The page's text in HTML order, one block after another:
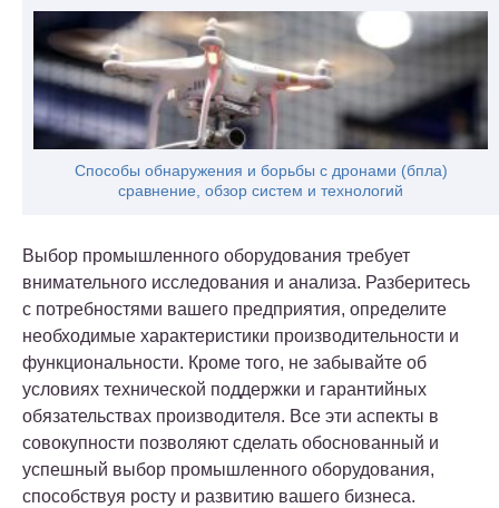
Способы обнаружения и борьбы с дронами (бпла)
сравнение, обзор систем и технологий
Выбор промышленного оборудования требует
внимательного исследования и анализа. Разберитесь
с потребностями вашего предприятия, определите
необходимые характеристики производительности и
функциональности. Кроме того, не забывайте об
условиях технической поддержки и гарантийных
обязательствах производителя. Все эти аспекты в
совокупности позволяют сделать обоснованный и
успешный выбор промышленного оборудования,
способствуя росту и развитию вашего бизнеса.